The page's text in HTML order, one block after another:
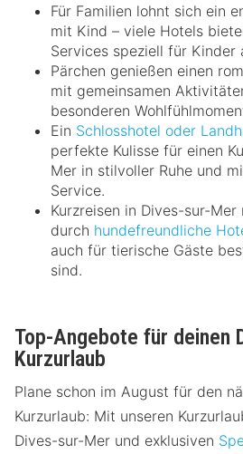
Für Familien lohnt sich ein
mit Kind – viele Hotels
Services speziell für Kinder
Pärchen genießen einen
mit gemeinsamen
besonderen
Ein Schlosshotel oder
perfekte Kulisse für einen
Mer in stilvoller Ruhe und
Service.
Kurzreisen in Dives-sur-
durch hundefreundliche
auch für tierische Gäste
sind.
Top-Angebote für deinen
Kurzurlaub
Plane schon im August für den
Kurzurlaub: Mit unseren
Dives-sur-Mer und exklusiven